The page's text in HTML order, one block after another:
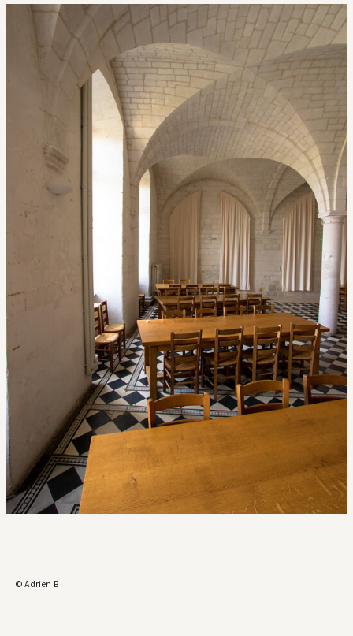
© Adrien B